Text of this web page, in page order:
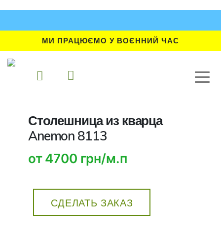
МИ ПРАЦЮЄМО У ВОЄННИЙ ЧАС
Столешница из кварца
Anemon 8113
от 4700 грн/м.п
СДЕЛАТЬ ЗАКАЗ